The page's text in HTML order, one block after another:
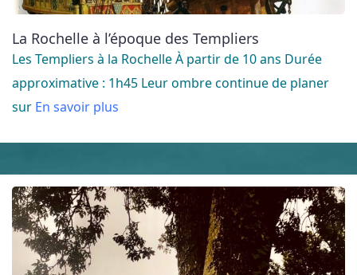
La Rochelle à l’époque des Templiers
Les Templiers à la Rochelle À partir de 10 ans Durée
approximative : 1h45 Leur ombre continue de planer
sur En savoir plus